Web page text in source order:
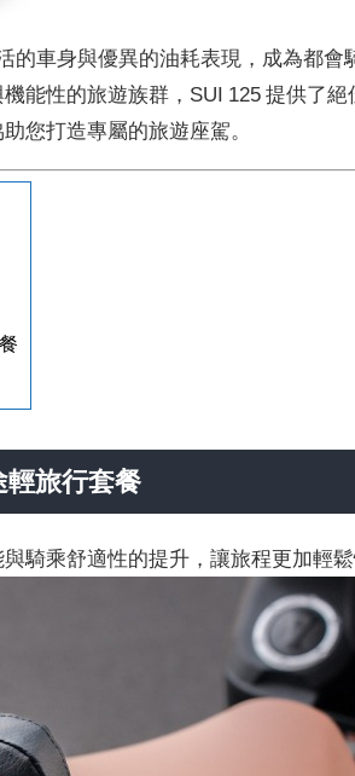
的車身與優異的油耗表現，成為都會
能性的旅遊族群，SUI 125 提供了絕
您打造專屬的旅遊座駕。
輕旅行套餐
騎乘舒適性的提升，讓旅程更加輕鬆